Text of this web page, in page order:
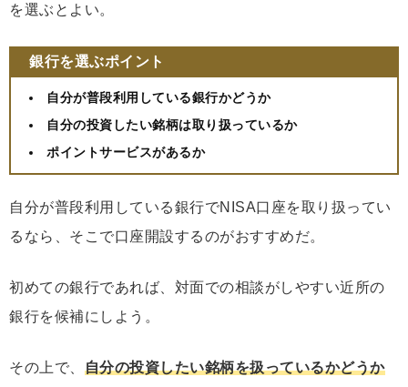
を選ぶとよい。
銀行を選ぶポイント
自分が普段利用している銀行かどうか
自分の投資したい銘柄は取り扱っているか
ポイントサービスがあるか
自分が普段利用している銀行でNISA口座を取り扱ってい
るなら、そこで口座開設するのがおすすめだ。
初めての銀行であれば、対面での相談がしやすい近所の
銀行を候補にしよう。
その上で、 自分の投資したい銘柄を扱っているかどうか